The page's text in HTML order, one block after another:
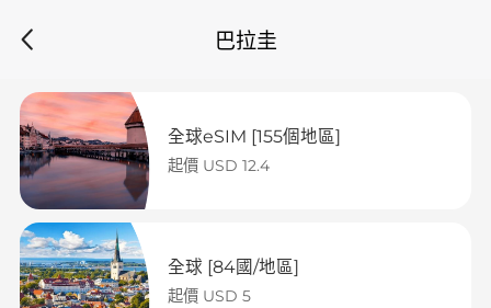
巴拉圭
全球eSIM [155個地區]
起價 USD 12.4
全球 [84國/地區]
起價 USD 5